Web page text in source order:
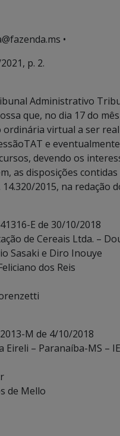
•
p. 2.
Administrativo
que, no dia 17 do
virtual a ser
e
devendo os
as disposições contidas
2015, na redação
E de 30/10/2018
de Cereais Ltda. –
Sasaki e Diro Inouye
dos Reis
M de 4/10/2018
– Paranaíba-MS –
de Mello